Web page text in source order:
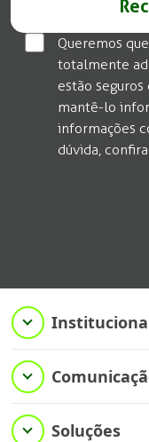
Queremos
totalmente
estão seguros
mantê-lo
informações
dúvida,
Soluções